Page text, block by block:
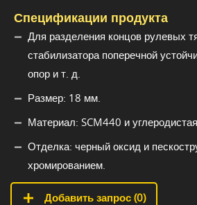
Спецификации продукта
Для разделения концов рулевых
стабилизатора поперечной
опор и т. д.
Размер: 18 мм.
Материал: SCM440 и
Отделка: черный оксид и
хромированием.
Добавить запрос (0)